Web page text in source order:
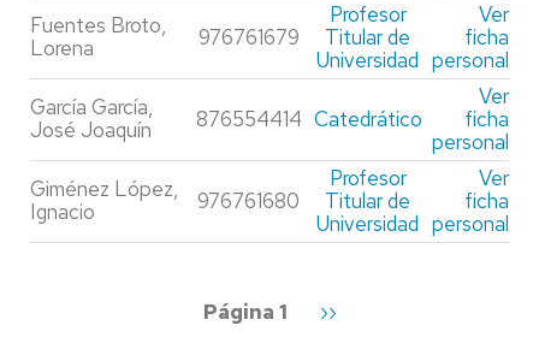
Fuentes Broto,
Lorena
976761679
Profesor
Titular de
Universidad
Ver
ficha
personal
García García,
José Joaquín
876554414 Catedrático
Ver
ficha
personal
Giménez López,
Ignacio
976761680
Profesor
Titular de
Universidad
Ver
ficha
personal
Página 1
Siguiente
››